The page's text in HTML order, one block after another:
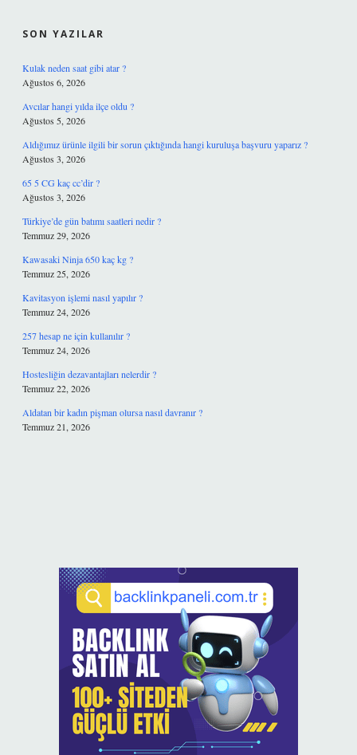
SON YAZILAR
Kulak neden saat gibi atar ?
Ağustos 6, 2026
Avcılar hangi yılda ilçe oldu ?
Ağustos 5, 2026
Aldığımız ürünle ilgili bir sorun çıktığında hangi kuruluşa başvuru yaparız ?
Ağustos 3, 2026
65 5 CG kaç cc’dir ?
Ağustos 3, 2026
Türkiye’de gün batımı saatleri nedir ?
Temmuz 29, 2026
Kawasaki Ninja 650 kaç kg ?
Temmuz 25, 2026
Kavitasyon işlemi nasıl yapılır ?
Temmuz 24, 2026
257 hesap ne için kullanılır ?
Temmuz 24, 2026
Hostesliğin dezavantajları nelerdir ?
Temmuz 22, 2026
Aldatan bir kadın pişman olursa nasıl davranır ?
Temmuz 21, 2026